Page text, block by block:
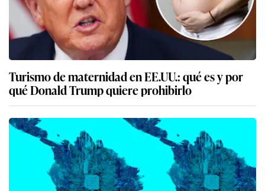
Turismo de maternidad en EE.UU.: qué es y por
qué Donald Trump quiere prohibirlo